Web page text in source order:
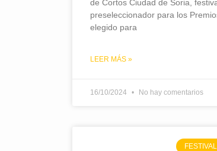
de Cortos Ciudad de Soria,
preseleccionador para los
elegido para
LEER MÁS »
16/10/2024 No hay comentarios